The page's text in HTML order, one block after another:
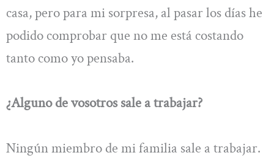
casa, pero para mi sorpresa, al pasar los días he
podido comprobar que no me está costando
tanto como yo pensaba.
¿Alguno de vosotros sale a trabajar?
Ningún miembro de mi familia sale a trabajar.